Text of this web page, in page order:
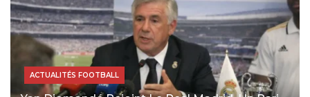
ACTUALITÉS FOOTBALL